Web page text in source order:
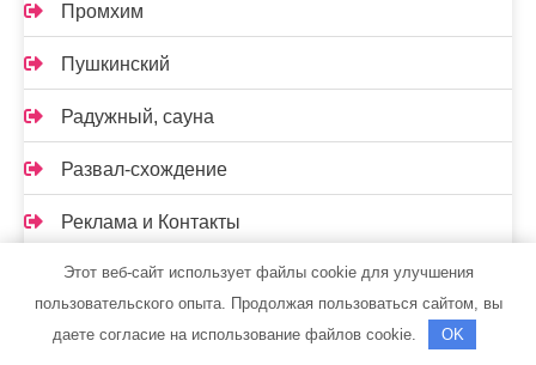
Промхим
Пушкинский
Радужный, сауна
Развал-схождение
Реклама и Контакты
Ремавто
Ремонт Авто52
Этот веб-сайт использует файлы cookie для улучшения
пользовательского опыта. Продолжая пользоваться сайтом, вы
даете согласие на использование файлов cookie.
OK